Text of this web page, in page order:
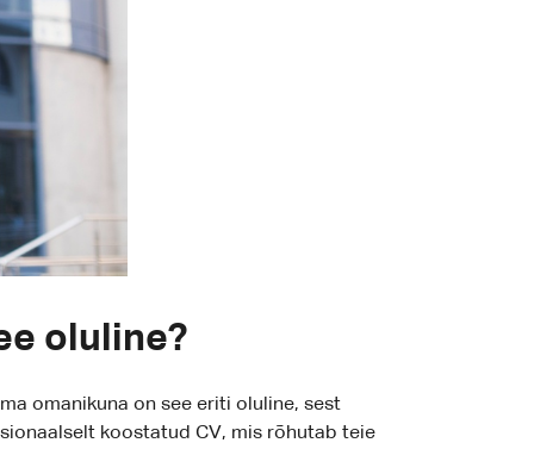
oluline?
omanikuna on see eriti oluline, sest
koostatud CV, mis rõhutab teie